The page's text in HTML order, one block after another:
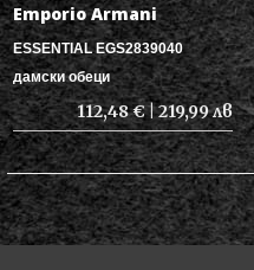
Emporio Armani
ESSENTIAL EGS2839040
дамски обеци
112,48 € | 219,99 лв